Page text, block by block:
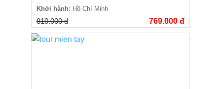
Khởi hành: Hồ Chí Minh
810.000 đ 769.000 đ